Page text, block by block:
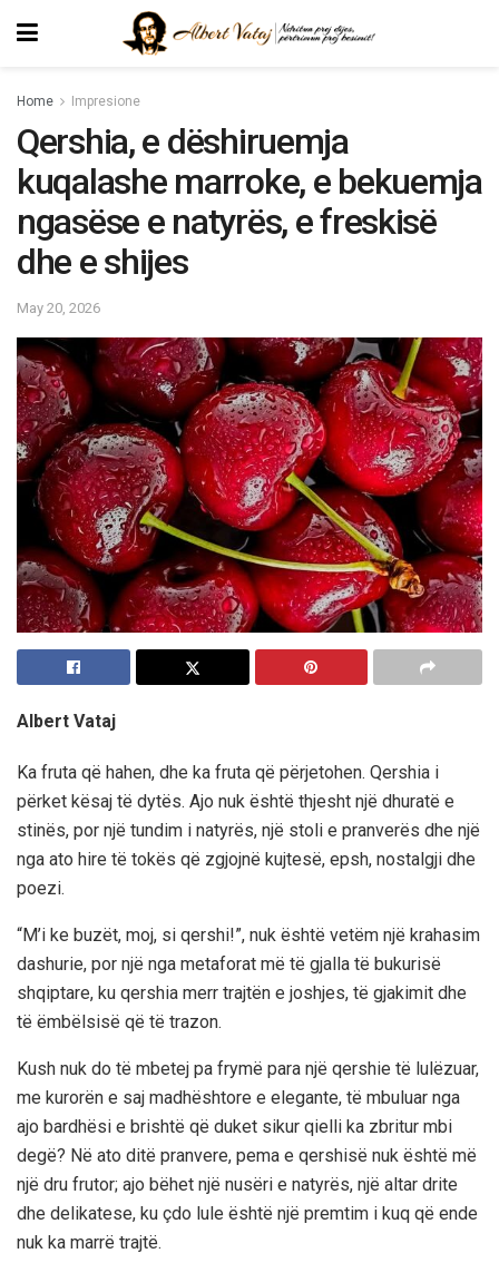
Home Impresione
Qershia, e dëshiruemja
kuqalashe marroke, e bekuemja
ngasëse e natyrës, e freskisë
dhe e shijes
May 20, 2026
Albert Vataj
Ka fruta që hahen, dhe ka fruta që përjetohen. Qershia i
përket kësaj të dytës. Ajo nuk është thjesht një dhuratë e
stinës, por një tundim i natyrës, një stoli e pranverës dhe një
nga ato hire të tokës që zgjojnë kujtesë, epsh, nostalgji dhe
poezi.
“M’i ke buzët, moj, si qershi!”, nuk është vetëm një krahasim
dashurie, por një nga metaforat më të gjalla të bukurisë
shqiptare, ku qershia merr trajtën e joshjes, të gjakimit dhe
të ëmbëlsisë që të trazon.
Kush nuk do të mbetej pa frymë para një qershie të lulëzuar,
me kurorën e saj madhështore e elegante, të mbuluar nga
ajo bardhësi e brishtë që duket sikur qielli ka zbritur mbi
degë? Në ato ditë pranvere, pema e qershisë nuk është më
një dru frutor; ajo bëhet një nusëri e natyrës, një altar drite
dhe delikatese, ku çdo lule është një premtim i kuq që ende
nuk ka marrë trajtë.